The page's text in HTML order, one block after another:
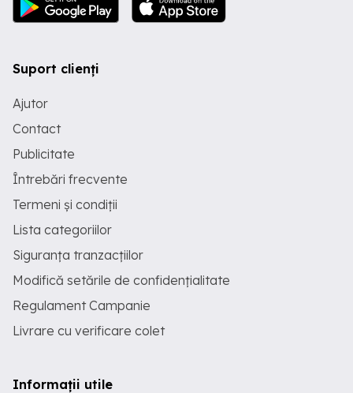
Suport clienți
Ajutor
Contact
Publicitate
Întrebări frecvente
Termeni și condiții
Lista categoriilor
Siguranța tranzacțiilor
Modifică setările de confidențialitate
Regulament Campanie
Livrare cu verificare colet
Informații utile